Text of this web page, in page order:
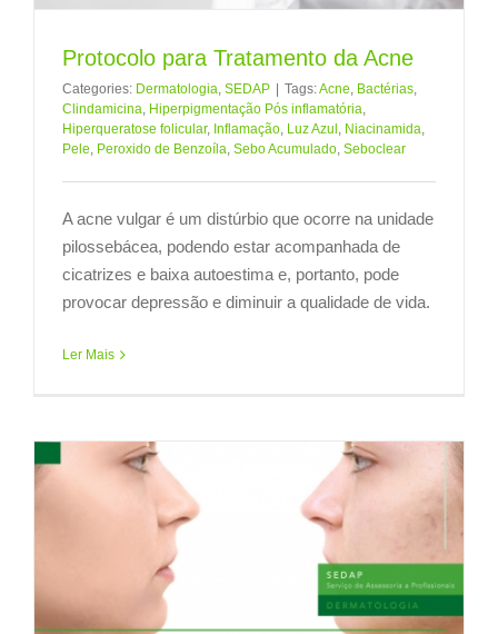
Protocolo para Tratamento da Acne
Categories: Dermatologia SEDAP | Tags:Acne Bactérias
Clindamicina Hiperpigmentação Pós inflamatória
Hiperqueratose folicular, Inflamação Luz Azul Niacinamida
Pele Peroxido de Benzoíla Sebo Acumulado Seboclear
A acne vulgar é um distúrbio que ocorre na unidade
pilossebácea, podendo estar acompanhada de
cicatrizes e baixa autoestima e, portanto, pode
provocar depressão e diminuir a qualidade de vida.
Ler Mais